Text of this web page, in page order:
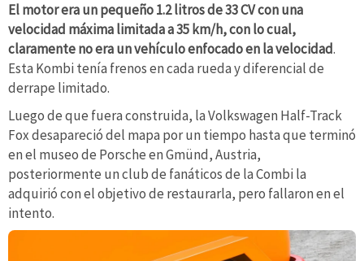
El motor era un pequeño 1.2 litros de 33 CV con una
velocidad máxima limitada a 35 km/h, con lo cual,
claramente no era un vehículo enfocado en la velocidad.
Esta Kombi tenía frenos en cada rueda y diferencial de
derrape limitado.
Luego de que fuera construida, la Volkswagen Half-Track
Fox desapareció del mapa por un tiempo hasta que terminó
en el museo de Porsche en Gmünd, Austria,
posteriormente un club de fanáticos de la Combi la
adquirió con el objetivo de restaurarla, pero fallaron en el
intento.